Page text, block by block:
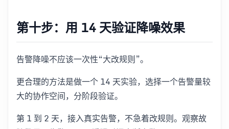
第十步：用 14 天验证降噪效果
告警降噪不应该一次性“大改规则”。
更合理的方法是做一个 14 天实验，选择一个告警量较
大的协作空间，分阶段验证。
第 1 到 2 天，接入真实告警，不急着改规则。观察故